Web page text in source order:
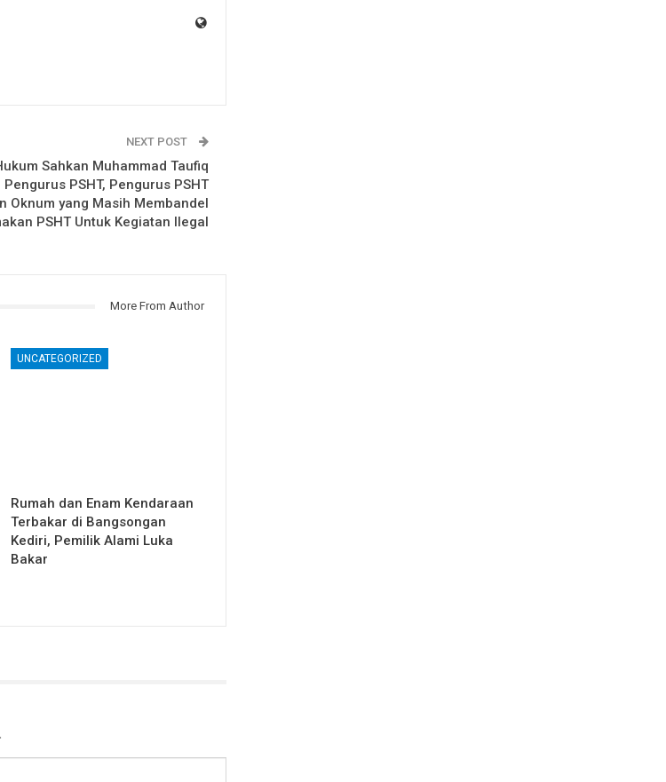
NEXT POST
Sahkan Muhammad Taufiq
PSHT, Pengurus PSHT
Oknum yang Masih Membandel
PSHT Untuk Kegiatan Ilegal
More From Author
UNCATEGORIZED
Rumah dan Enam Kendaraan
Terbakar di Bangsongan
Kediri, Pemilik Alami Luka
Bakar